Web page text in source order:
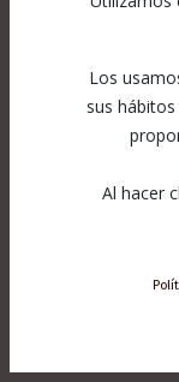
Los
sus
Al hacer